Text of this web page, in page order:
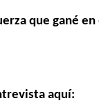
que gané
aquí: